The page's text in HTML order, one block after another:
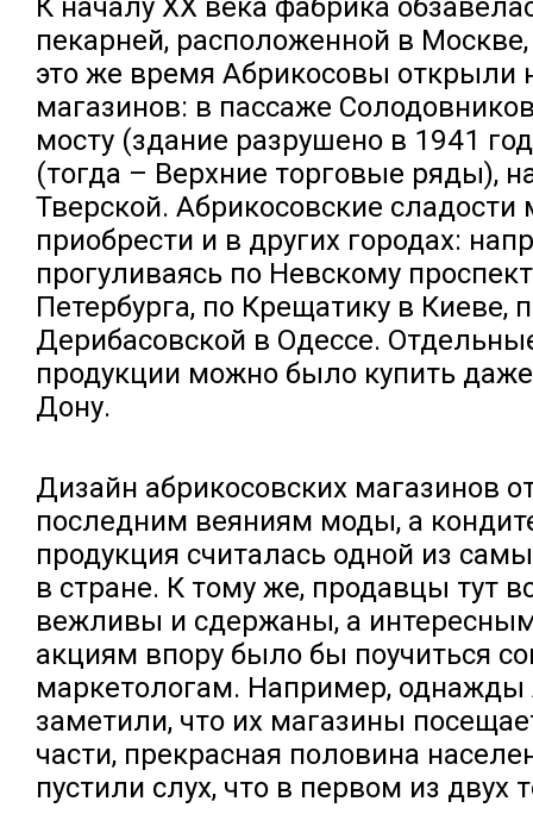
пекарней, расположенной в
это же время Абрикосовы открыли
магазинов: в пассаже
мосту (здание разрушено в 1941
(тогда – Верхние торговые ряды),
Тверской. Абрикосовские
приобрести и в других городах:
прогуливаясь по Невскому
Петербурга, по Крещатику в Киеве,
Дерибасовской в Одессе.
продукции можно было купить
Дону.
Дизайн абрикосовских магазинов
последним веяниям моды, а
продукция считалась одной из
в стране. К тому же, продавцы тут
вежливы и сдержаны, а
акциям впору было бы поучиться
маркетологам. Например,
заметили, что их магазины
части, прекрасная половина
пустили слух, что в первом из двух